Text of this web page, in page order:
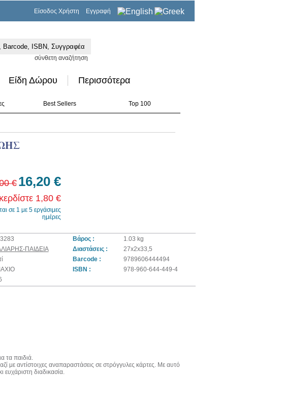
Είσοδος Χρήστη Εγγραφή
σύνθετη αναζήτηση
Είδη Δώρου Περισσότερα
Best Sellers Top 100
€ 16,20 €
κερδίστε 1,80 €
σε 1 με 5 εργάσιμες
ημέρες
Βάρος :
1.03 kg
ΠΑΙΔΕΙΑ Διαστάσεις :
27x2x33,5
Barcode :
9789606444494
ISBN :
978-960-644-449-4
τα παιδιά.
με αντίστοιχες αναπαραστάσεις σε στρόγγυλες κάρτες. Με αυτό
ευχάριστη διαδικασία.